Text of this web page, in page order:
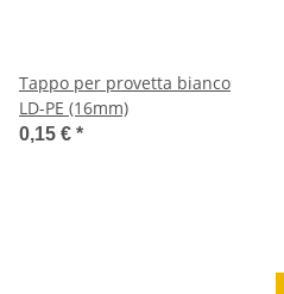
Tappo per provetta bianco
LD-PE (16mm)
0,15 € *